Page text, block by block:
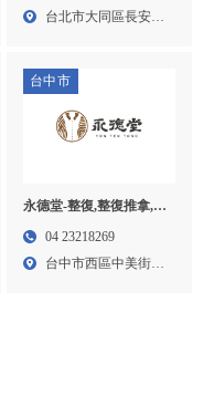
台北市大同區長安西
台中市
永德堂-整復,整復推拿,台
中整復,西區整復推拿
04 23218269
台中市西區中美街